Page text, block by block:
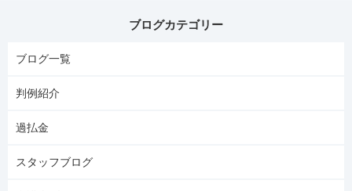
ブログカテゴリー
ブログ一覧
判例紹介
過払金
スタッフブログ